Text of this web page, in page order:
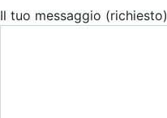
Il tuo messaggio (richiesto)